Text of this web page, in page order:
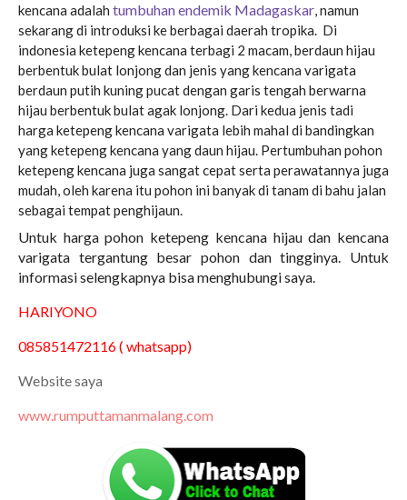
kencana adalah tumbuhan endemik Madagaskar, namun
sekarang di introduksi ke berbagai daerah tropika. Di
indonesia ketepeng kencana terbagi 2 macam, berdaun hijau
berbentuk bulat lonjong dan jenis yang kencana varigata
berdaun putih kuning pucat dengan garis tengah berwarna
hijau berbentuk bulat agak lonjong. Dari kedua jenis tadi
harga ketepeng kencana varigata lebih mahal di bandingkan
yang ketepeng kencana yang daun hijau. Pertumbuhan pohon
ketepeng kencana juga sangat cepat serta perawatannya juga
mudah, oleh karena itu pohon ini banyak di tanam di bahu jalan
sebagai tempat penghijaun.
Untuk harga pohon ketepeng kencana hijau dan kencana
varigata tergantung besar pohon dan tingginya. Untuk
informasi selengkapnya bisa menghubungi saya.
HARIYONO
085851472116 ( whatsapp)
Website saya
www.rumputtamanmalang.com